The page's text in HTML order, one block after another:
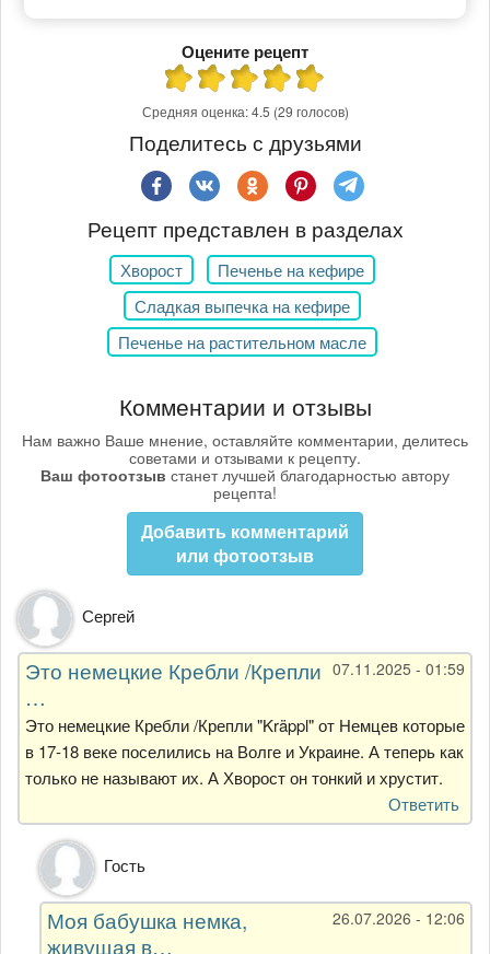
Оцените рецепт
Средняя оценка:4.5 (29 голосов)
Поделитесь с друзьями
Рецепт представлен в разделах
Хворост
Печенье на кефире
Сладкая выпечка на кефире
Печенье на растительном масле
Комментарии и отзывы
Нам важно Ваше мнение, оставляйте комментарии, делитесь
советами и отзывами к рецепту.
Ваш фотоотзыв станет лучшей благодарностью автору
рецепта!
Добавить комментарий
или фотоотзыв
Сергей
07.11.2025 - 01:59
Это немецкие Кребли /Крепли
…
Это немецкие Кребли /Крепли "Kräppl" от Немцев которые
в 17-18 веке поселились на Волге и Украине. А теперь как
только не называют их. А Хворост он тонкий и хрустит.
Ответить
Ответ
на
Это
немецкие
Кребли
Гость
26.07.2026 - 12:06
Моя бабушка немка,
живущая в…